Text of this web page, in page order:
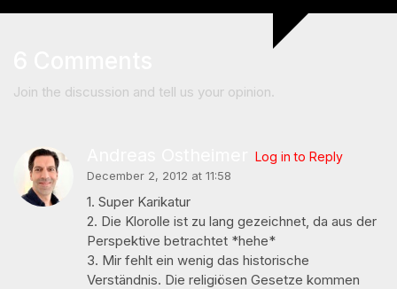
Join the discussion and tell us your opinion.
Log in to Reply
December 2, 2012 at 11:58
1. Super Karikatur
2. Die Klorolle ist zu lang gezeichnet, da aus der
Perspektive betrachtet *hehe*
3. Mir fehlt ein wenig das historische
Verständnis. Die religiösen Gesetze kommen